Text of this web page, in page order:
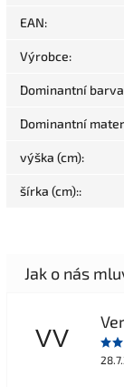
EAN:
Výrobce:
Dominantní barva
Dominantní
výška (cm):
šírka (cm)::
VV